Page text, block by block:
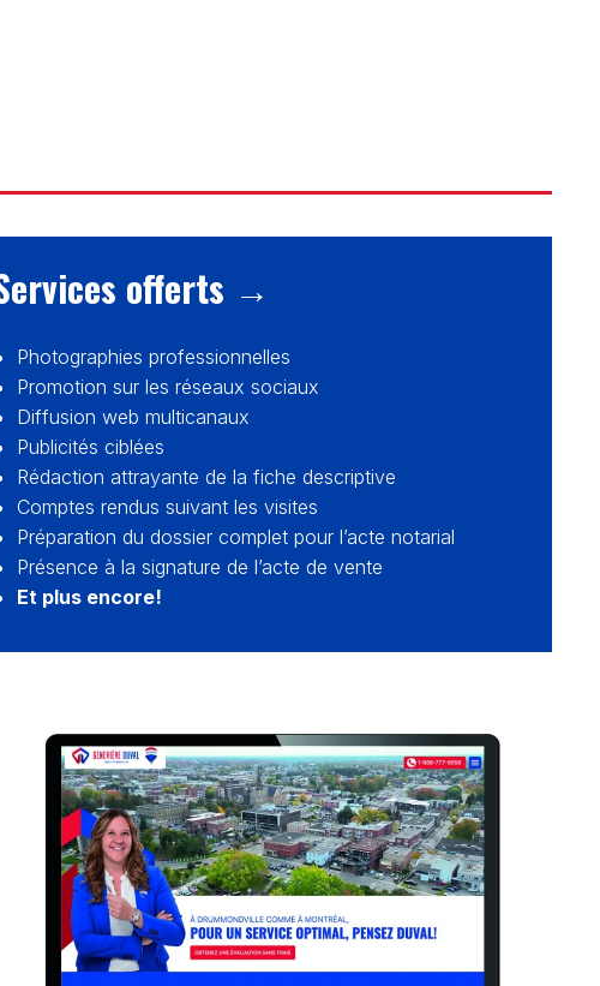
offerts →
Photographies professionnelles
Promotion sur les réseaux sociaux
Diffusion web multicanaux
Publicités ciblées
Rédaction attrayante de la fiche descriptive
Comptes rendus suivant les visites
Préparation du dossier complet pour l’acte notarial
Présence à la signature de l’acte de vente
Et plus encore!